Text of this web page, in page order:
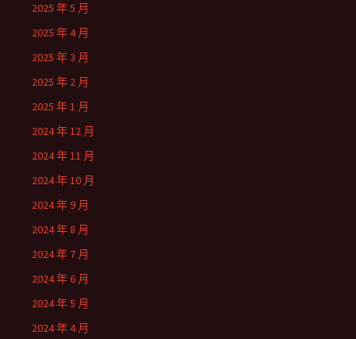
2025 年 5 月
2025 年 4 月
2025 年 3 月
2025 年 2 月
2025 年 1 月
2024 年 12 月
2024 年 11 月
2024 年 10 月
2024 年 9 月
2024 年 8 月
2024 年 7 月
2024 年 6 月
2024 年 5 月
2024 年 4 月